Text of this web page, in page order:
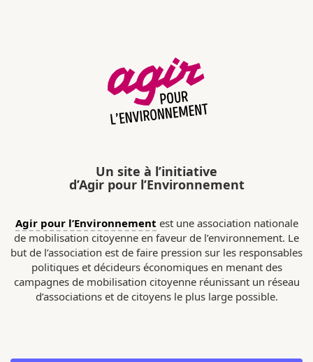
Un site à l’initiative
d’Agir pour l’Environnement
Agir pour l’Environnement est une association nationale
de mobilisation citoyenne en faveur de l’environnement. Le
but de l’association est de faire pression sur les responsables
politiques et décideurs économiques en menant des
campagnes de mobilisation citoyenne réunissant un réseau
d’associations et de citoyens le plus large possible.